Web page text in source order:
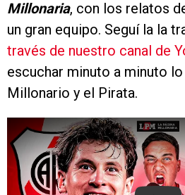
Millonaria, con los relatos
un gran equipo. Seguí la la
través de nuestro canal de
escuchar minuto a minuto
Millonario y el Pirata.